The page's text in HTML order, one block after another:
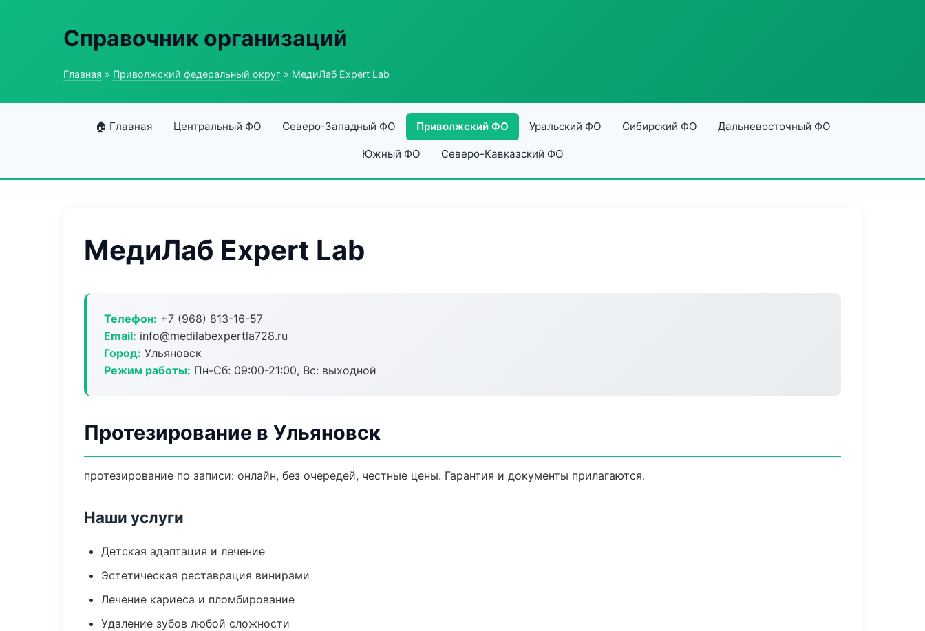
Справочник организаций
Главная » Приволжский федеральный округ » МедиЛаб Expert Lab
🏠 Главная Центральный ФО Северо-Западный ФО Приволжский ФО Уральский ФО Сибирский ФО Дальневосточный ФО
Южный ФО Северо-Кавказский ФО
МедиЛаб Expert Lab
Телефон: +7 (968) 813-16-57
Email: info@medilabexpertla728.ru
Город: Ульяновск
Режим работы: Пн-Сб: 09:00-21:00, Вс: выходной
Протезирование в Ульяновск
протезирование по записи: онлайн, без очередей, честные цены. Гарантия и документы прилагаются.
Наши услуги
Детская адаптация и лечение
Эстетическая реставрация винирами
Лечение кариеса и пломбирование
Удаление зубов любой сложности